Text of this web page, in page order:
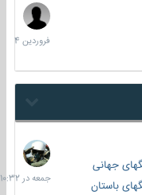
29
فروردین
1404
جهانی
باستان
جمعه
در
10:32